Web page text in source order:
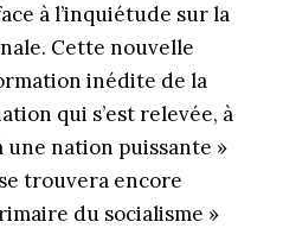
à l’inquiétude sur la
Cette nouvelle
­inédite de la
qui s’est relevée, à
nation puissante »
trouvera encore
du ­socialisme »